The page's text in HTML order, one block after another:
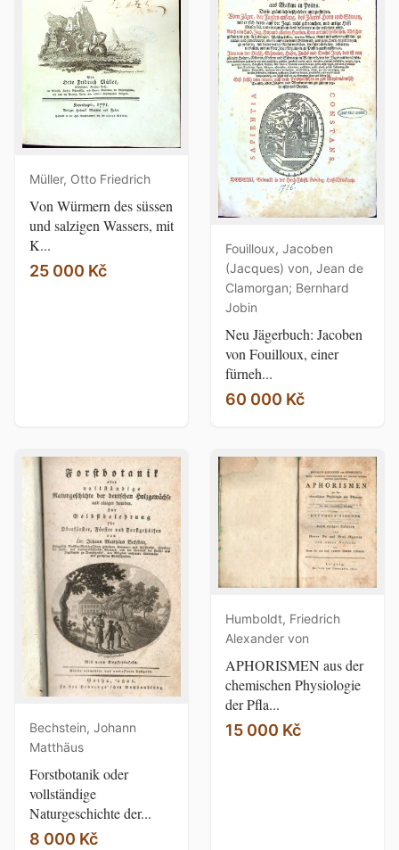
Müller, Otto Friedrich
Von Würmern des süssen
und salzigen Wassers, mit
K...
25 000 Kč
Fouilloux, Jacoben
(Jacques) von, Jean de
Clamorgan; Bernhard
Jobin
Neu Jägerbuch: Jacoben
von Fouilloux, einer
fürneh...
60 000 Kč
Bechstein, Johann
Matthäus
Forstbotanik oder
vollständige
Naturgeschichte der...
8 000 Kč
Humboldt, Friedrich
Alexander von
APHORISMEN aus der
chemischen Physiologie
der Pfla...
15 000 Kč